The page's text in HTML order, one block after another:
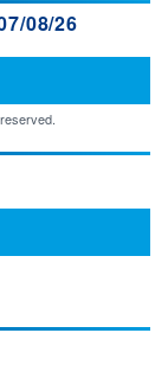
08/26